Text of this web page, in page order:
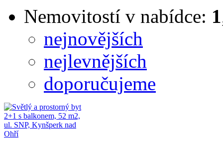
Nemovitostí v nabídce: 1
nejnovějších
nejlevnějších
doporučujeme